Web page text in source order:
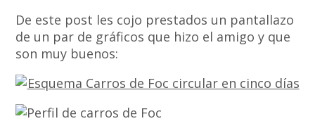
De este post les cojo prestados un pantallazo
de un par de gráficos que hizo el amigo y que
son muy buenos: